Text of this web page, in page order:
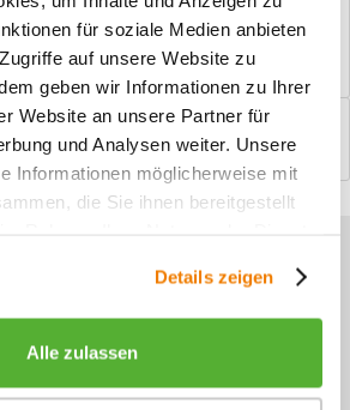
für soziale Medien anbieten
auf unsere Website zu
geben wir Informationen zu Ihrer
Website an unsere Partner für
und Analysen weiter. Unsere
Informationen möglicherweise mit
die Sie ihnen bereitgestellt
Details zeigen
Alle zulassen
am Bildschirm konfigurieren und
In wenigen...
und diskutieren...mehr
zu unseren
34 04
Mo - Do, 09:00 - 16:00 Uhr
und Fr, 09:00 - 13:00 Uhr